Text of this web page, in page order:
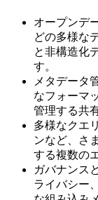
オープンデ
どの多様な
と非構造化
す。
メタデータ
なフォーマ
管理する共
多様なクエ
ンなど、さ
する複数の
ガバナンス
ライバシー